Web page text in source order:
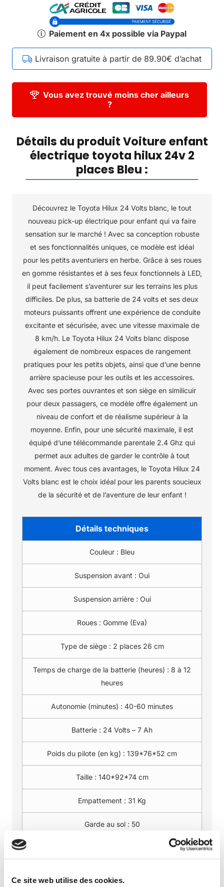
Ce site web utilise des cookies.
Paiement en 4x possible via Paypal
Livraison gratuite à partir de 89.90€ d’achat
Vous avez trouvé moins cher ailleurs
?
Détails du produit Voiture enfant
électrique toyota hilux 24v 2
places Bleu :
Découvrez le Toyota Hilux 24 Volts blanc, le tout
nouveau pick-up électrique pour enfant qui va faire
sensation sur le marché ! Avec sa conception robuste
et ses fonctionnalités uniques, ce modèle est idéal
pour les petits aventuriers en herbe. Grâce à ses roues
en gomme résistantes et à ses feux fonctionnels à LED,
il peut facilement s’aventurer sur les terrains les plus
difficiles. De plus, sa batterie de 24 volts et ses deux
moteurs puissants offrent une expérience de conduite
excitante et sécurisée, avec une vitesse maximale de
8 km/h. Le Toyota Hilux 24 Volts blanc dispose
également de nombreux espaces de rangement
pratiques pour les petits objets, ainsi que d’une benne
arrière spacieuse pour les outils et les accessoires.
Avec ses portes ouvrantes et son siège en similicuir
pour deux passagers, ce modèle offre également un
niveau de confort et de réalisme supérieur à la
moyenne. Enfin, pour une sécurité maximale, il est
équipé d’une télécommande parentale 2.4 Ghz qui
permet aux adultes de garder le contrôle à tout
moment. Avec tous ces avantages, le Toyota Hilux 24
Volts blanc est le choix idéal pour les parents soucieux
de la sécurité et de l’aventure de leur enfant !
Détails techniques
Couleur : Bleu
Suspension avant : Oui
Suspension arrière : Oui
Roues : Gomme (Eva)
Type de siège : 2 places 26 cm
Temps de charge de la batterie (heures) : 8 à 12
heures
Autonomie (minutes) : 40-60 minutes
Batterie : 24 Volts – 7 Ah
Poids du pilote (en kg) : 139*76*52 cm
Taille : 140*92*74 cm
Empattement : 31 Kg
Garde au sol : 50